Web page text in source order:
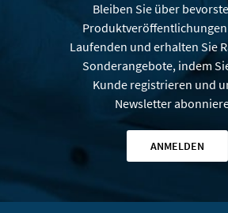
Bleiben Sie über
Laufenden und erhalten Sie
Sonderangebote, indem
Kunde registrieren und
Newsletter
ANMELDEN